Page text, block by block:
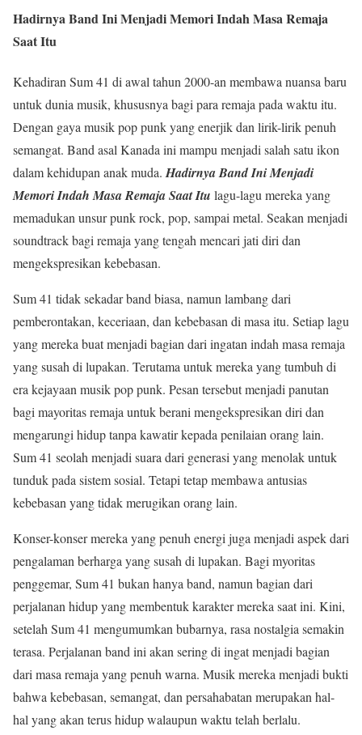
Hadirnya Band Ini Menjadi Memori Indah Masa Remaja
Saat Itu
Kehadiran Sum 41 di awal tahun 2000-an membawa nuansa baru
untuk dunia musik, khususnya bagi para remaja pada waktu itu.
Dengan gaya musik pop punk yang enerjik dan lirik-lirik penuh
semangat. Band asal Kanada ini mampu menjadi salah satu ikon
dalam kehidupan anak muda. Hadirnya Band Ini Menjadi
Memori Indah Masa Remaja Saat Itu lagu-lagu mereka yang
memadukan unsur punk rock, pop, sampai metal. Seakan menjadi
soundtrack bagi remaja yang tengah mencari jati diri dan
mengekspresikan kebebasan.
Sum 41 tidak sekadar band biasa, namun lambang dari
pemberontakan, keceriaan, dan kebebasan di masa itu. Setiap lagu
yang mereka buat menjadi bagian dari ingatan indah masa remaja
yang susah di lupakan. Terutama untuk mereka yang tumbuh di
era kejayaan musik pop punk. Pesan tersebut menjadi panutan
bagi mayoritas remaja untuk berani mengekspresikan diri dan
mengarungi hidup tanpa kawatir kepada penilaian orang lain.
Sum 41 seolah menjadi suara dari generasi yang menolak untuk
tunduk pada sistem sosial. Tetapi tetap membawa antusias
kebebasan yang tidak merugikan orang lain.
Konser-konser mereka yang penuh energi juga menjadi aspek dari
pengalaman berharga yang susah di lupakan. Bagi myoritas
penggemar, Sum 41 bukan hanya band, namun bagian dari
perjalanan hidup yang membentuk karakter mereka saat ini. Kini,
setelah Sum 41 mengumumkan bubarnya, rasa nostalgia semakin
terasa. Perjalanan band ini akan sering di ingat menjadi bagian
dari masa remaja yang penuh warna. Musik mereka menjadi bukti
bahwa kebebasan, semangat, dan persahabatan merupakan hal-
hal yang akan terus hidup walaupun waktu telah berlalu.